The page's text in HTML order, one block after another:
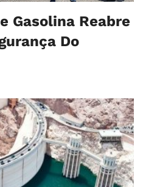
Gasolina Reabre
Do